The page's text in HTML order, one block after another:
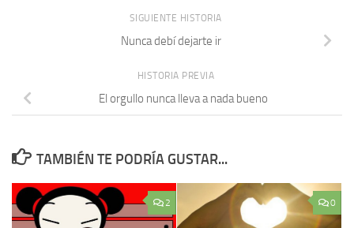
SIGUIENTE HISTORIA
Nunca debí dejarte ir
HISTORIA PREVIA
El orgullo nunca lleva a nada bueno
TAMBIÉN TE PODRÍA GUSTAR...
2 0